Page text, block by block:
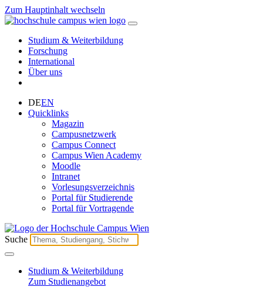
Zum Hauptinhalt wechseln
Studium & Weiterbildung
Forschung
International
Über uns
DEEN
Quicklinks
Magazin
Campusnetzwerk
Campus Connect
Campus Wien Academy
Moodle
Intranet
Vorlesungsverzeichnis
Portal für Studierende
Portal für Vortragende
Suche
Studium & Weiterbildung
Zum Studienangebot